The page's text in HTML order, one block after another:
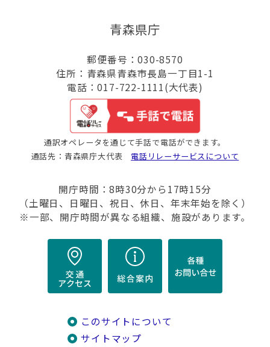
青森県庁
郵便番号：030-8570
住所：青森県青森市長島一丁目1-1
電話：017-722-1111(大代表)
通訳オペレータを通じて手話で電話ができます。
通話先：青森県庁大代表 電話リレーサービスについて
開庁時間：8時30分から17時15分
（土曜日、日曜日、祝日、休日、年末年始を除く）
※一部、開庁時間が異なる組織、施設があります。
このサイトについて
サイトマップ